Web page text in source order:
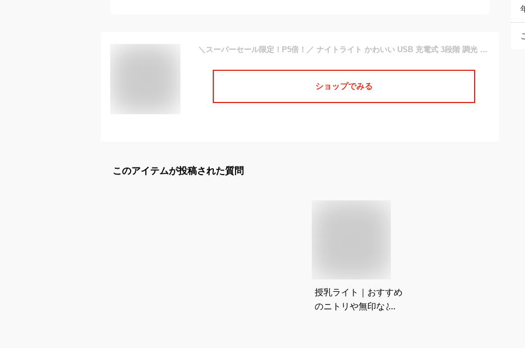
＼スーパーセール限定！P5倍！／ ナイトライト かわいい USB 充電式 3段階 調光 コードレス おしゃれ テーブルランプ テーブルライト LED 北欧 授乳ライト 鳥 タッチ ベッドサイド スタンドランプ 寝室 子供 プレゼント ギフト キャンプ 送料無料
ショップでみる
このアイテムが投稿された質問
授乳ライト｜おすすめ
のニトリや無印など人